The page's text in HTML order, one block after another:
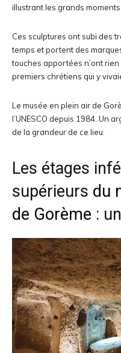
illustrant les grands moments
Ces sculptures ont subi des
temps et portent des
touches apportées n’ont
premiers chrétiens qui y
Le musée en plein air de
l’UNESCO depuis 1984. Un
de la grandeur de ce lieu.
Les étages
supérieurs du
de Gorème :